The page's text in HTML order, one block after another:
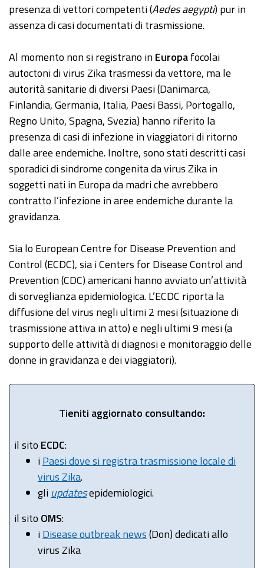
presenza di vettori competenti (Aedes aegypti) pur in
assenza di casi documentati di trasmissione.
Al momento non si registrano inEuropafocolai
autoctoni di virus Zika trasmessi da vettore, ma le
autorità sanitarie di diversi Paesi (Danimarca,
Finlandia, Germania, Italia, Paesi Bassi, Portogallo,
Regno Unito, Spagna, Svezia) hanno riferito la
presenza di casi di infezione in viaggiatori di ritorno
dalle aree endemiche. Inoltre, sono stati descritti casi
sporadici di sindrome congenita da virus Zika in
soggetti nati in Europa da madri che avrebbero
contratto l’infezione in aree endemiche durante la
gravidanza.
Sia lo European Centre for Disease Prevention and
Control (ECDC), sia i Centers for Disease Control and
Prevention (CDC) americani hanno avviato un’attività
di sorveglianza epidemiologica. L’ECDC riporta la
diffusione del virus negli ultimi 2 mesi (situazione di
trasmissione attiva in atto) e negli ultimi 9 mesi (a
supporto delle attività di diagnosi e monitoraggio delle
donne in gravidanza e dei viaggiatori).
Tieniti aggiornato consultando:
il sito ECDC:
iPaesi dove si registra trasmissione locale di
virus Zika.
gli updatesepidemiologici.
il sito OMS:
iDisease outbreak news(Don) dedicati allo
virus Zika